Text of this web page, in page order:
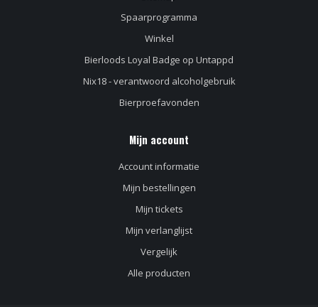
Spaarprogramma
Winkel
Bierloods Loyal Badge op Untappd
Nix18 - verantwoord alcoholgebruik
Bierproefavonden
Mijn account
Account informatie
Mijn bestellingen
Mijn tickets
Mijn verlanglijst
Vergelijk
Alle producten